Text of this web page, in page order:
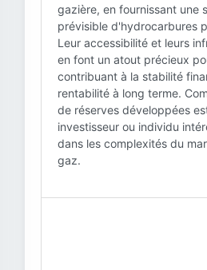
gazière, en fournissant une
prévisible d'hydrocarbures
Leur accessibilité et leurs
en font un atout précieux
contribuant à la stabilité
rentabilité à long terme.
de réserves développées
investisseur ou individu
dans les complexités du
gaz.